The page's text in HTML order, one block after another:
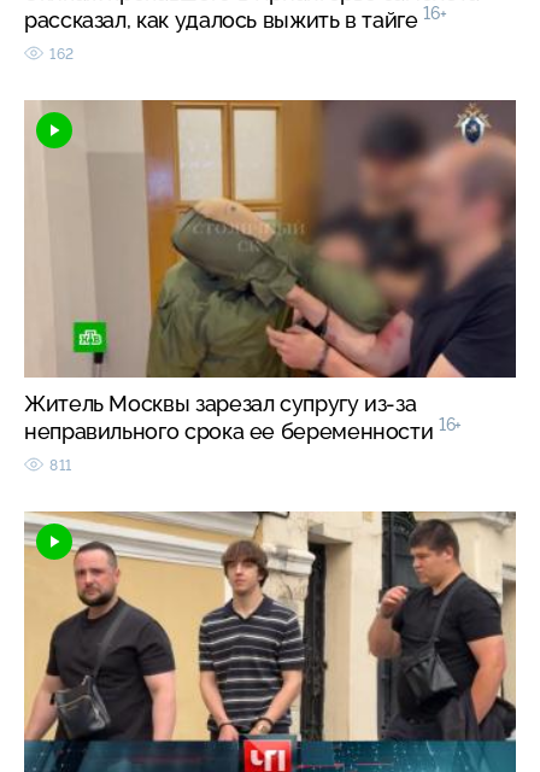
рассказал, как удалось выжить в тайге 16+
162
Житель Москвы зарезал супругу из-за
неправильного срока ее беременности 16+
811